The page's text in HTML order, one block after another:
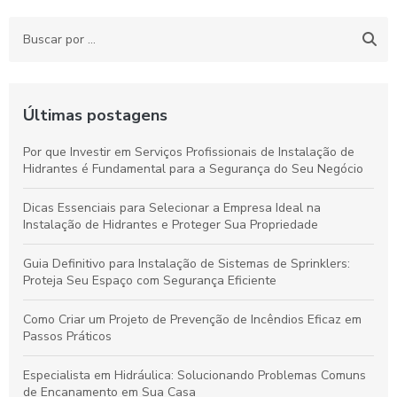
Últimas postagens
Por que Investir em Serviços Profissionais de Instalação de
Hidrantes é Fundamental para a Segurança do Seu Negócio
Dicas Essenciais para Selecionar a Empresa Ideal na
Instalação de Hidrantes e Proteger Sua Propriedade
Guia Definitivo para Instalação de Sistemas de Sprinklers:
Proteja Seu Espaço com Segurança Eficiente
Como Criar um Projeto de Prevenção de Incêndios Eficaz em
Passos Práticos
Especialista em Hidráulica: Solucionando Problemas Comuns
de Encanamento em Sua Casa